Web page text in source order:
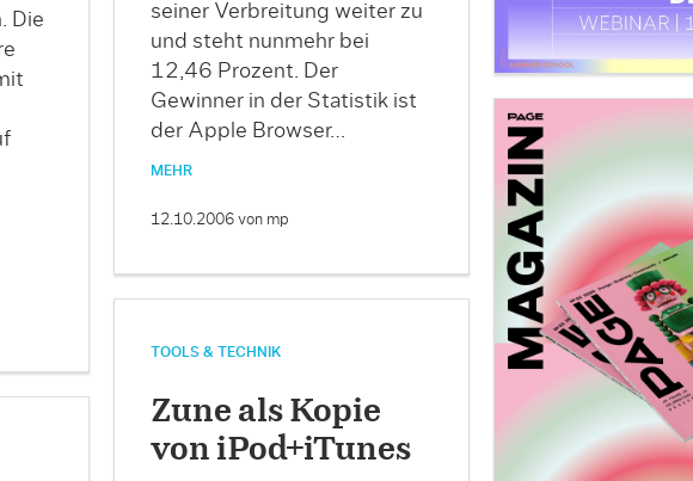
Die
seiner Verbreitung weiter zu
und steht nunmehr bei
12,46 Prozent. Der
Gewinner in der Statistik ist
der Apple Browser…
MEHR
12.10.2006 von mp
TOOLS & TECHNIK
Zune als Kopie
von iPod+iTunes